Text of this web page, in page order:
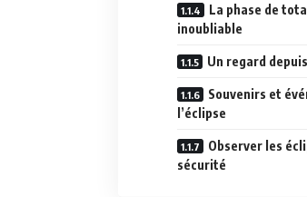
La phase de
inoubliable
Un regard
Souvenirs et
l’éclipse
Observer les
sécurité